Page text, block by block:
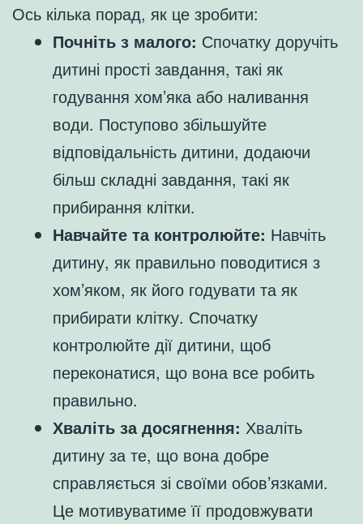
Ось кілька порад, як це зробити:
Почніть з малого: Спочатку доручіть
дитині прості завдання, такі як
годування хом’яка або наливання
води. Поступово збільшуйте
відповідальність дитини, додаючи
більш складні завдання, такі як
прибирання клітки.
Навчайте та контролюйте: Навчіть
дитину, як правильно поводитися з
хом’яком, як його годувати та як
прибирати клітку. Спочатку
контролюйте дії дитини, щоб
переконатися, що вона все робить
правильно.
Хваліть за досягнення: Хваліть
дитину за те, що вона добре
справляється зі своїми обов’язками.
Це мотивуватиме її продовжувати